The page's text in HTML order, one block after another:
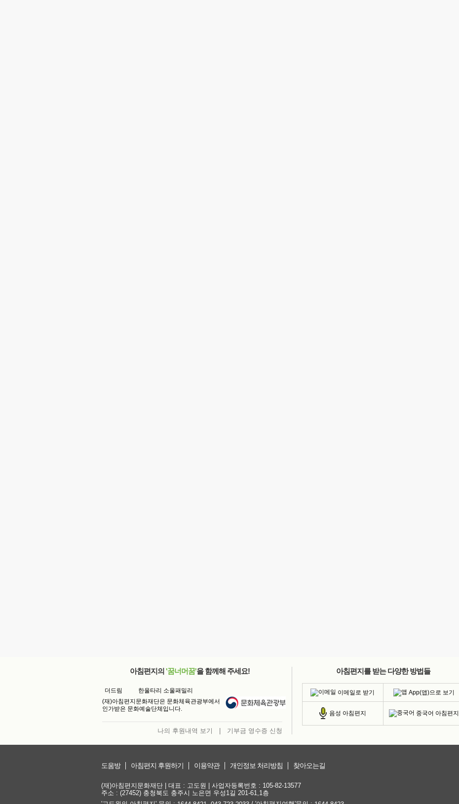
아침편지의 '꿈너머꿈'을 함께해 주세요!
더드림
한울타리 소울패밀리
(재)아침편지문화재단은 문화체육관광부에서
인가받은 문화예술단체입니다.
나의 후원내역 보기 기부금 영수증 신청
아침편지를 받는 다양한 방법들
이메일로 받기 App(앱)으로 보기
음성 아침편지 중국어 아침편지
도움방 아침편지 후원하기 이용약관 개인정보 처리방침 찾아오는길
(재)아침편지문화재단 | 대표 : 고도원 | 사업자등록번호 : 105-82-13577
주소 : (27452) 충청북도 충주시 노은면 우성1길 201-61,1층